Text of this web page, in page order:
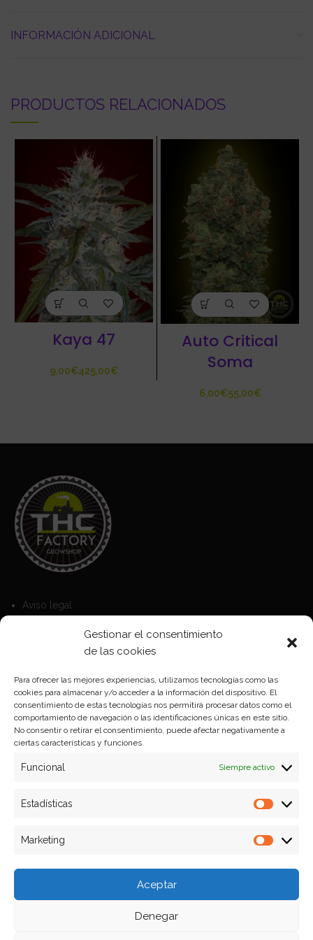
Gestionar el consentimiento
de las cookies
Para ofrecer las mejores experiencias, utilizamos tecnologías como las
cookies para almacenar y/o acceder a la información del dispositivo. El
consentimiento de estas tecnologías nos permitirá procesar datos como el
comportamiento de navegación o las identificaciones únicas en este sitio.
No consentir o retirar el consentimiento, puede afectar negativamente a
ciertas características y funciones.
Funcional Siempre activo
Estadísticas
Marketing
Aceptar
Denegar
INFORMACIÓN ADICIONAL
PRODUCTOS RELACIONADOS
Kaya 47
€ €
Auto Critical
Soma
€ €
Aviso legal
Política de Cookies
Política de privacidad
Formas de pago
Plazos y condiciones de envio
Politica de devoluciones